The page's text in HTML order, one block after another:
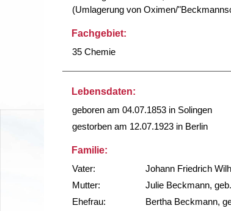
(Umlagerung von Oximen/
Fachgebiet:
35 Chemie
Lebensdaten:
geboren am 04.07.1853 in Solingen
gestorben am 12.07.1923 in Berlin
Familie:
Vater:
Johann Friedrich
Mutter:
Julie Beckmann,
Ehefrau:
Bertha Beckmann,